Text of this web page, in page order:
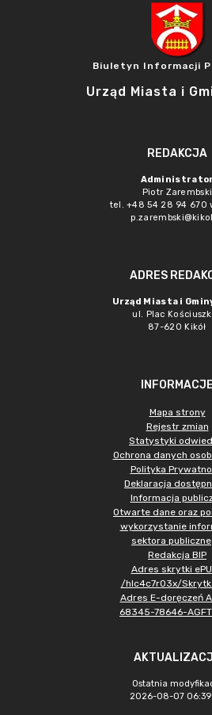
Biuletyn Informacji
Urząd Miasta i
REDAKCJA
Administrator
Piotr Zarembski
tel. +48 54 28 94 670
ADRES
Urząd Miasta i
ul. Plac
87-620 Kikół
INFORMACJE
Mapa strony
Rejestr zmian
Statystyki
Ochrona danych
Polityka
Deklaracja
Informacja
Otwarte dane oraz
wykorzystanie
sektora
Redakcja BIP
Adres skrytki
/hlc4c7r03x/
Adres E-doręczeń
68345-78646-
Ostatnia
2026-08-07